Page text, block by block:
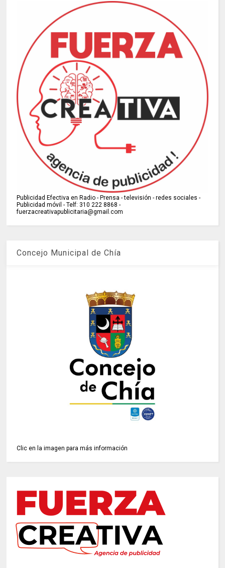
Publicidad Efectiva en Radio - Prensa - televisión - redes sociales -
Publicidad móvil - Telf: 310 222 8868 -
fuerzacreativapublicitaria@gmail.com
Concejo Municipal de Chía
Clic en la imagen para más información